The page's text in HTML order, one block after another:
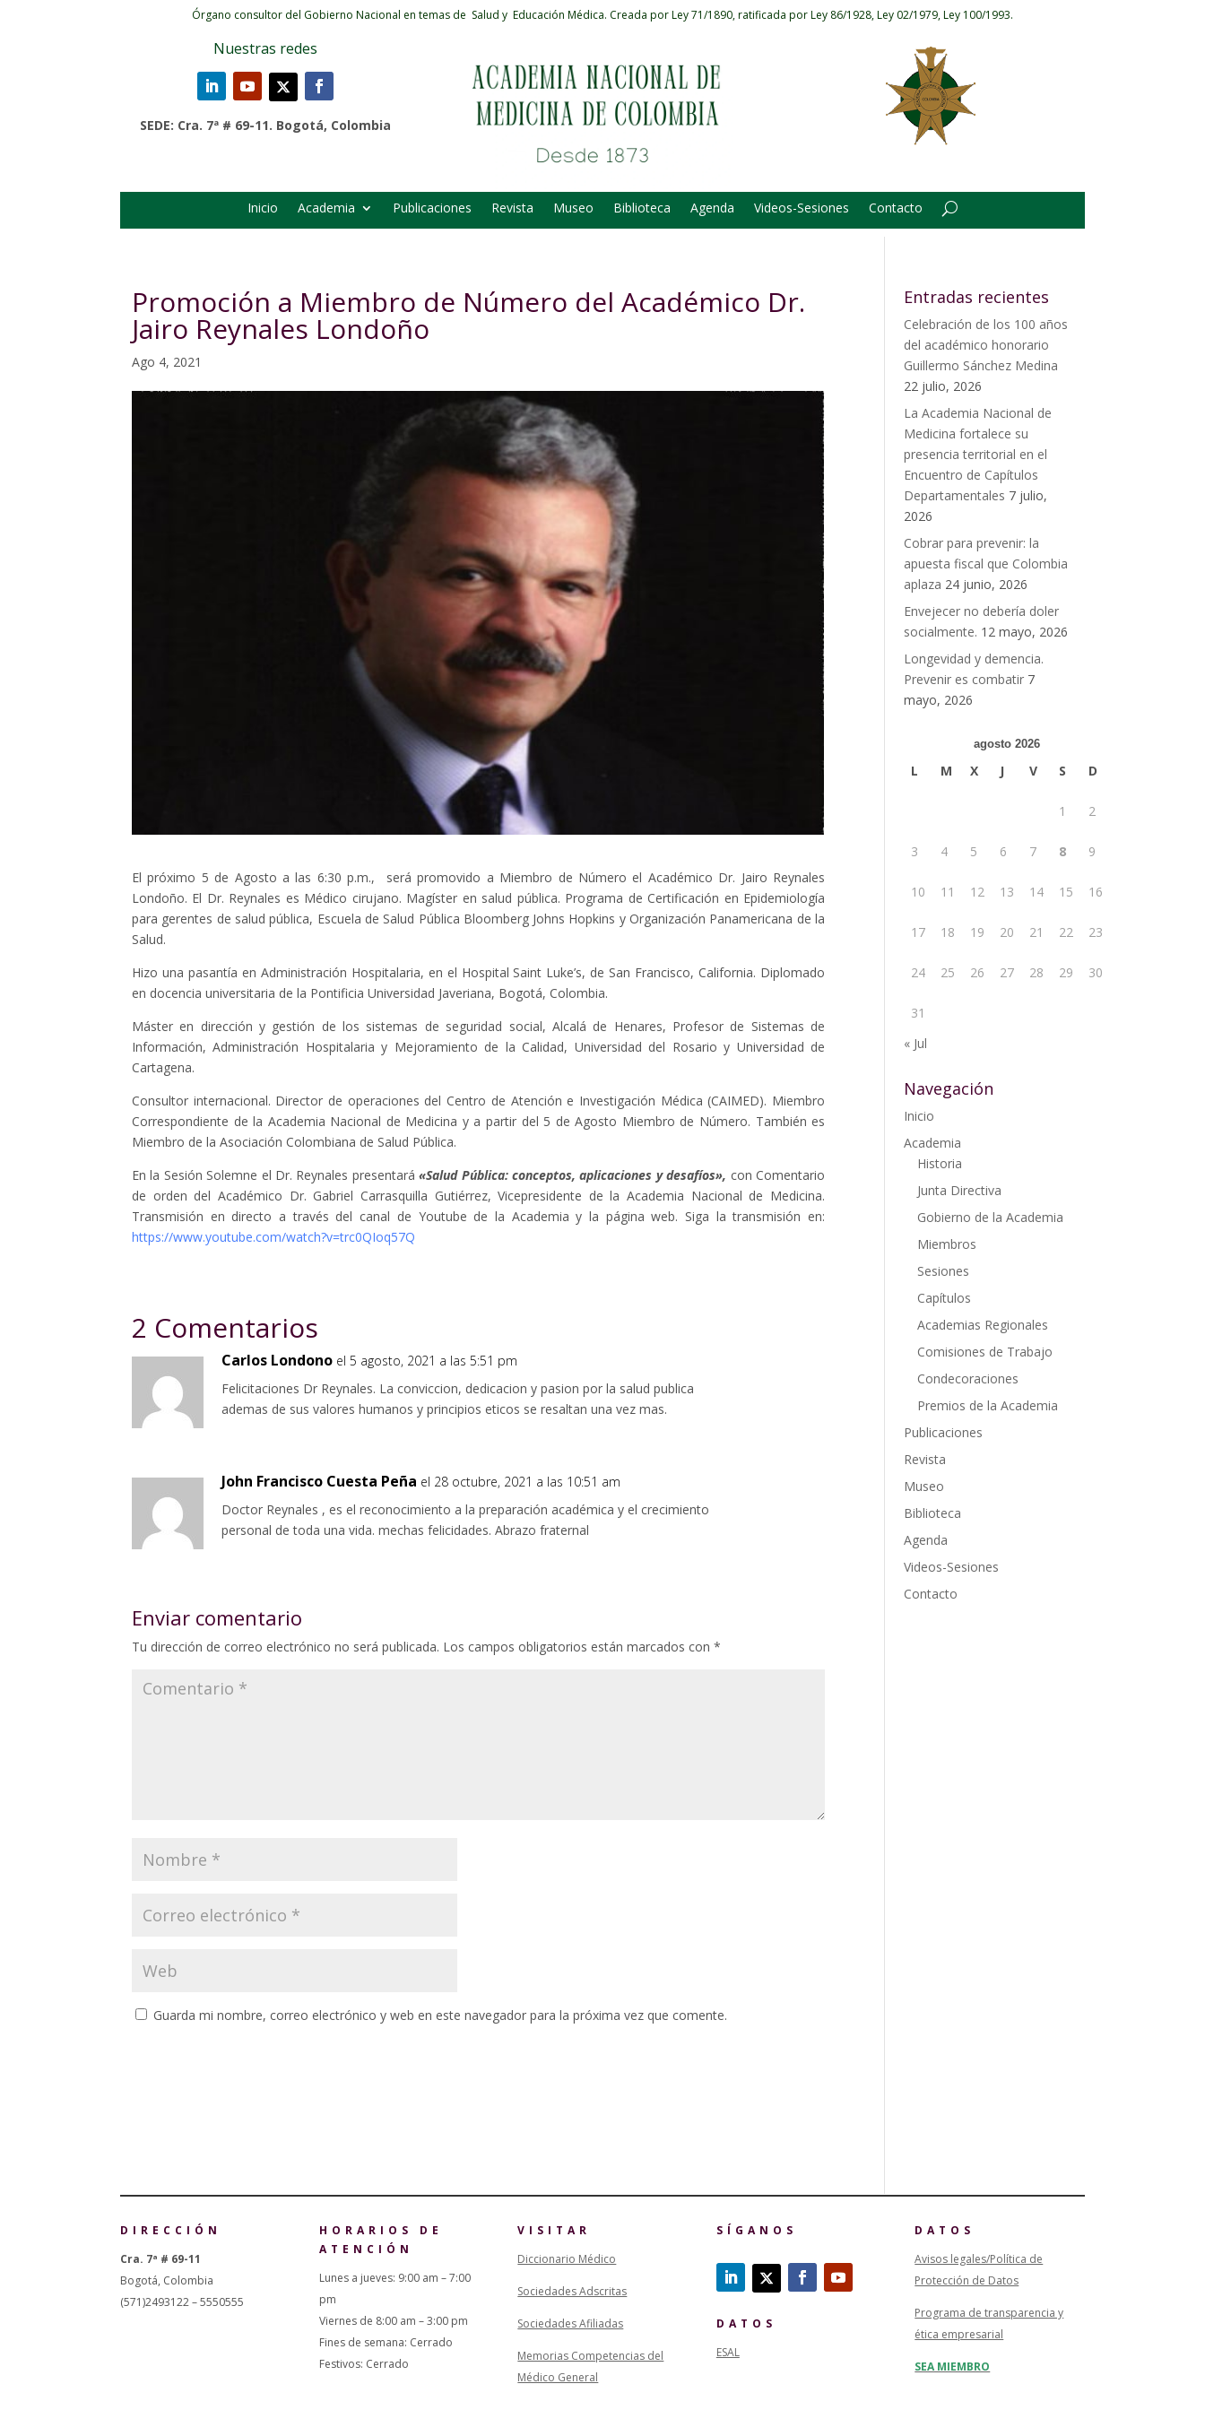
Órgano consultor del Gobierno Nacional en temas de Salud y Educación Médica. Creada por Ley 71/1890, ratificada por Ley 86/1928, Ley 02/1979, Ley 100/1993.
Nuestras redes
SEDE: Cra. 7ª # 69-11. Bogotá, Colombia
Inicio Academia Publicaciones Revista Museo Biblioteca Agenda Videos-Sesiones Contacto
Promoción a Miembro de Número del Académico Dr.
Jairo Reynales Londoño
Ago 4, 2021
El próximo 5 de Agosto a las 6:30 p.m., será promovido a Miembro de Número el Académico Dr. Jairo Reynales
Londoño. El Dr. Reynales es Médico cirujano. Magíster en salud pública. Programa de Certificación en Epidemiología
para gerentes de salud pública, Escuela de Salud Pública Bloomberg Johns Hopkins y Organización Panamericana de la
Salud.
Hizo una pasantía en Administración Hospitalaria, en el Hospital Saint Luke’s, de San Francisco, California. Diplomado
en docencia universitaria de la Pontificia Universidad Javeriana, Bogotá, Colombia.
Máster en dirección y gestión de los sistemas de seguridad social, Alcalá de Henares, Profesor de Sistemas de
Información, Administración Hospitalaria y Mejoramiento de la Calidad, Universidad del Rosario y Universidad de
Cartagena.
Consultor internacional. Director de operaciones del Centro de Atención e Investigación Médica (CAIMED). Miembro
Correspondiente de la Academia Nacional de Medicina y a partir del 5 de Agosto Miembro de Número. También es
Miembro de la Asociación Colombiana de Salud Pública.
En la Sesión Solemne el Dr. Reynales presentará «Salud Pública: conceptos, aplicaciones y desafíos», con Comentario
de orden del Académico Dr. Gabriel Carrasquilla Gutiérrez, Vicepresidente de la Academia Nacional de Medicina.
Transmisión en directo a través del canal de Youtube de la Academia y la página web. Siga la transmisión en:
https://www.youtube.com/watch?v=trc0QIoq57Q
2 Comentarios
Carlos Londono el 5 agosto, 2021 a las 5:51 pm
Felicitaciones Dr Reynales. La conviccion, dedicacion y pasion por la salud publica
ademas de sus valores humanos y principios eticos se resaltan una vez mas.
John Francisco Cuesta Peña el 28 octubre, 2021 a las 10:51 am
Doctor Reynales , es el reconocimiento a la preparación académica y el crecimiento
personal de toda una vida. mechas felicidades. Abrazo fraternal
Enviar comentario
Tu dirección de correo electrónico no será publicada. Los campos obligatorios están marcados con *
Guarda mi nombre, correo electrónico y web en este navegador para la próxima vez que comente.
Entradas recientes
Celebración de los 100 años
del académico honorario
Guillermo Sánchez Medina
22 julio, 2026
La Academia Nacional de
Medicina fortalece su
presencia territorial en el
Encuentro de Capítulos
Departamentales 7 julio,
2026
Cobrar para prevenir: la
apuesta fiscal que Colombia
aplaza 24 junio, 2026
Envejecer no debería doler
socialmente. 12 mayo, 2026
Longevidad y demencia.
Prevenir es combatir 7
mayo, 2026
agosto 2026
L M X J V S D
1 2
3 4 5 6 7 8 9
10 11 12 13 14 15 16
17 18 19 20 21 22 23
24 25 26 27 28 29 30
31
« Jul
Navegación
Inicio
Academia
Historia
Junta Directiva
Gobierno de la Academia
Miembros
Sesiones
Capítulos
Academias Regionales
Comisiones de Trabajo
Condecoraciones
Premios de la Academia
Publicaciones
Revista
Museo
Biblioteca
Agenda
Videos-Sesiones
Contacto
DIRECCIÓN
Cra. 7ª # 69-11
Bogotá, Colombia
(571)2493122 – 5550555
HORARIOS DE
ATENCIÓN
Lunes a jueves: 9:00 am – 7:00
pm
Viernes de 8:00 am – 3:00 pm
Fines de semana: Cerrado
Festivos: Cerrado
VISITAR
Diccionario Médico
Sociedades Adscritas
Sociedades Afiliadas
Memorias Competencias del
Médico General
SÍGANOS
DATOS
ESAL
DATOS
Avisos legales/Política de
Protección de Datos
Programa de transparencia y
ética empresarial
SEA MIEMBRO